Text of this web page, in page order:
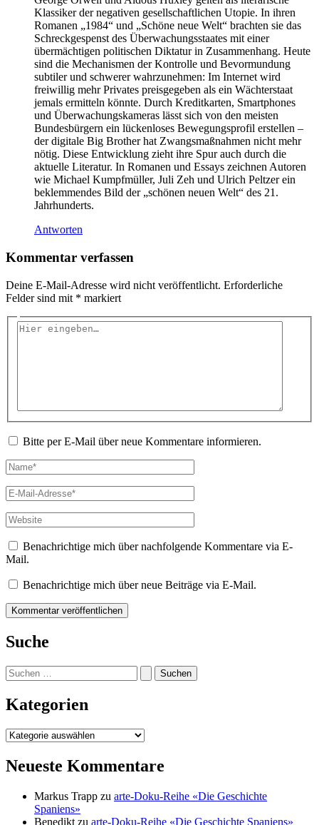
Klassiker der negativen gesellschaftlichen Utopie. In ihren
Romanen „1984“ und „Schöne neue Welt“ brachten sie das
Schreckgespenst des Überwachungsstaates mit einer
übermächtigen politischen Diktatur in Zusammenhang. Heute
sind die Mechanismen der Kontrolle und Bevormundung
subtiler und schwerer wahrzunehmen: Im Internet wird
freiwillig mehr Privates preisgegeben als ein Wächterstaat
jemals ermitteln könnte. Durch Kreditkarten, Smartphones
und Überwachungskameras lässt sich von den meisten
Bundesbürgern ein lückenloses Bewegungsprofil erstellen –
der digitale Big Brother hat Zwangsmaßnahmen nicht mehr
nötig. Diese Entwicklung zieht ihre Spur auch durch die
aktuelle Literatur. In Romanen und Essays zeichnen Autoren
wie Michael Kumpfmüller, Juli Zeh und Ulrich Peltzer ein
beklemmendes Bild der „schönen neuen Welt“ des 21.
Jahrhunderts.
Antworten
Kommentar verfassen
Deine E-Mail-Adresse wird nicht veröffentlicht. Erforderliche
Felder sind mit * markiert
Hier
Bitte per E-Mail über neue Kommentare informieren.
Name*
E-
Mail-
Adresse*
Website
Benachrichtige mich über nachfolgende Kommentare via E-
Mail.
Benachrichtige mich über neue Beiträge via E-Mail.
Suche
Suchen
nach:
Kategorien
Kategorien
Neueste Kommentare
Markus Trapp zu arte-Doku-Reihe «Die Geschichte
Spaniens»
Benedikt zu arte-Doku-Reihe «Die Geschichte Spaniens»